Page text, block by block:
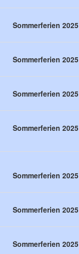
Sommerferien 2025
Sommerferien 2025
Sommerferien 2025
Sommerferien 2025
Sommerferien 2025
Sommerferien 2025
Sommerferien 2025